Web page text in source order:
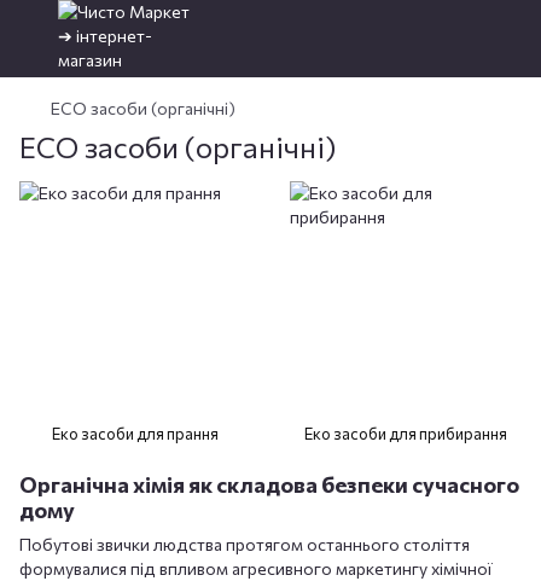
ECO засоби (органічні)
ECO засоби (органічні)
Органічна хімія як складова безпеки сучасного
дому
Побутові звички людства протягом останнього століття
формувалися під впливом агресивного маркетингу хімічної
Еко засоби для прання Еко засоби для прибирання